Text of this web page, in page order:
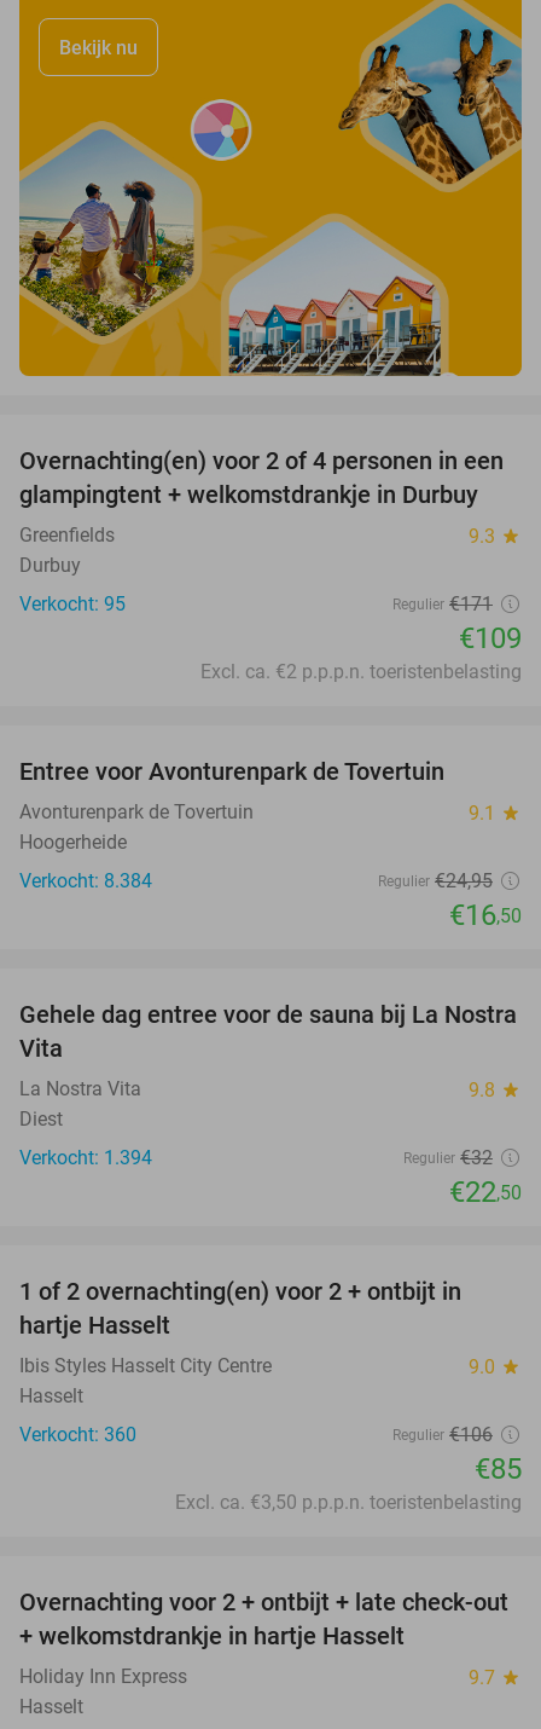
Bekijk nu
36%
Overnachting(en) voor 2 of 4 personen in een
glampingtent + welkomstdrankje in Durbuy
Greenfields 9.3 star
Durbuy
Verkocht: 95
Regulier €171
€109
Excl. ca. €2 p.p.p.n. toeristenbelasting
Entree voor Avonturenpark de Tovertuin
Avonturenpark de Tovertuin 9.1 star
Hoogerheide
Verkocht: 8.384
Regulier €24,95
€16,50
30%
Gehele dag entree voor de sauna bij La Nostra
Vita
La Nostra Vita 9.8 star
Diest
Verkocht: 1.394
Regulier €32
€22,50
1 of 2 overnachting(en) voor 2 + ontbijt in
hartje Hasselt
Ibis Styles Hasselt City Centre 9.0 star
Hasselt
Verkocht: 360
Regulier €106
€85
Excl. ca. €3,50 p.p.p.n. toeristenbelasting
41%
Overnachting voor 2 + ontbijt + late check-out
+ welkomstdrankje in hartje Hasselt
Holiday Inn Express 9.7 star
Hasselt